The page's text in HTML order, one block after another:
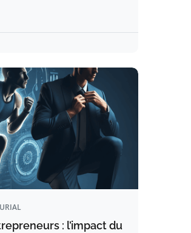
: l’impact du